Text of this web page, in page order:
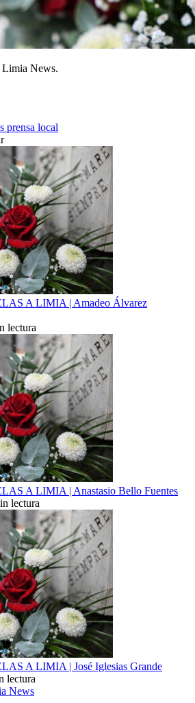
Limia News.
prensa local
A LIMIA | Amadeo Álvarez
lectura
A LIMIA | Anastasio Bello Fuentes
lectura
A LIMIA | José Iglesias Grande
lectura
News